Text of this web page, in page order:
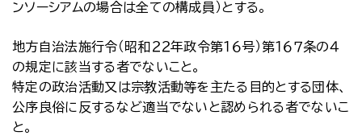
ンソーシアムの場合は全ての構成員）とする。
地方自治法施行令（昭和２２年政令第１６号）第１６７条の４
の規定に該当する者でないこと。
特定の政治活動又は宗教活動等を主たる目的とする団体、
公序良俗に反するなど適当でないと認められる者でないこ
と。